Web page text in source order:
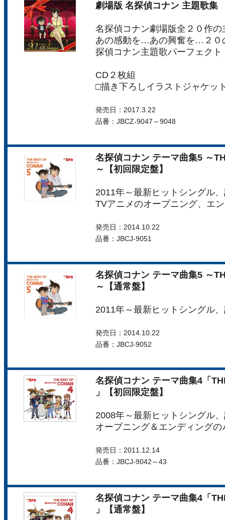
劇場版 名探偵コナン 主題歌
名探偵コナン劇場版全２０作
あの感動を…あの興奮を…２
探偵コナン主題歌パーフェク
CD２枚組
□描き下ろしイラストジャケッ
発売日：2017.3.22
品番：JBCZ-9047～9048
名探偵コナン テーマ曲集5 ～
～【初回限定盤】
2011年～最新ヒットシングル
TVアニメのオープニング、エ
発売日：2014.10.22
品番：JBCJ-9051
名探偵コナン テーマ曲集5 ～
～【通常盤】
2011年～最新ヒットシングル
発売日：2014.10.22
品番：JBCJ-9052
名探偵コナン テーマ曲集4「
」【初回限定盤】
2008年～最新ヒットシングル
オープニング＆エンディング
発売日：2011.12.14
品番：JBCJ-9042～43
名探偵コナン テーマ曲集4「
」【通常盤】